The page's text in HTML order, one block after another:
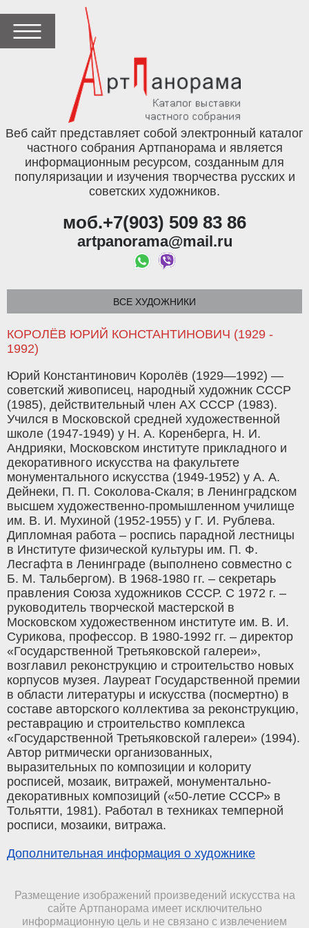
Веб сайт представляет собой электронный каталог
частного собрания Артпанорама и является
информационным ресурсом, созданным для
популяризации и изучения творчества русских и
советских художников.
моб.+7(903) 509 83 86
artpanorama@mail.ru
ВСЕ ХУДОЖНИКИ
КОРОЛЁВ ЮРИЙ КОНСТАНТИНОВИЧ (1929 -
1992)
Юрий Константинович Королёв (1929—1992) —
советский живописец, народный художник СССР
(1985), действительный член АХ СССР (1983).
Учился в Московской средней художественной
школе (1947-1949) у Н. А. Коренберга, Н. И.
Андрияки, Московском институте прикладного и
декоративного искусства на факультете
монументального искусства (1949-1952) у А. А.
Дейнеки, П. П. Соколова-Скаля; в Ленинградском
высшем художественно-промышленном училище
им. В. И. Мухиной (1952-1955) у Г. И. Рублева.
Дипломная работа – роспись парадной лестницы
в Институте физической культуры им. П. Ф.
Лесгафта в Ленинграде (выполнено совместно с
Б. М. Тальбергом). В 1968-1980 гг. – секретарь
правления Союза художников СССР. С 1972 г. –
руководитель творческой мастерской в
Московском художественном институте им. В. И.
Сурикова, профессор. В 1980-1992 гг. – директор
«Государственной Третьяковской галереи»,
возглавил реконструкцию и строительство новых
корпусов музея. Лауреат Государственной премии
в области литературы и искусства (посмертно) в
составе авторского коллектива за реконструкцию,
реставрацию и строительство комплекса
«Государственной Третьяковской галереи» (1994).
Автор ритмически организованных,
выразительных по композиции и колориту
росписей, мозаик, витражей, монументально-
декоративных композиций («50-летие СССР» в
Тольятти, 1981). Работал в техниках темперной
росписи, мозаики, витража.
Дополнительная информация о художнике
Размещение изображений произведений искусства на
сайте Артпанорама имеет исключительно
информационную цель и не связано с извлечением